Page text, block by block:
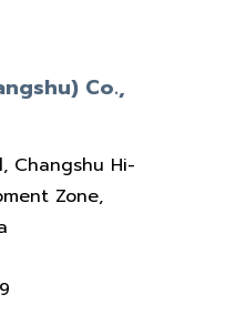
Co.,
Changshu Hi-
Zone,